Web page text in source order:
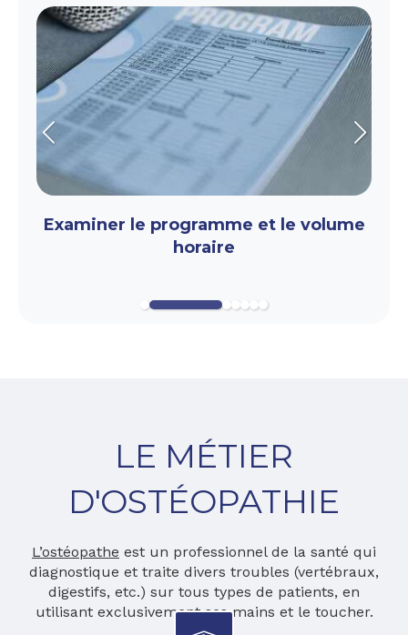
Examiner le programme et le volume
horaire
Slide précédent Slide
LE MÉTIER
D'OSTÉOPATHIE
L’ostéopathe est un professionnel de la santé qui
diagnostique et traite divers troubles (vertébraux,
digestifs, etc.) sur tous types de patients, en
utilisant exclusivement ses mains et le toucher.